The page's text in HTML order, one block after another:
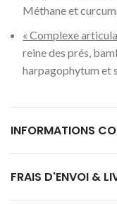
Méthane et
« Complexe
reine des prés,
harpagophytum et
INFORMATIONS
FRAIS D'ENVOI &